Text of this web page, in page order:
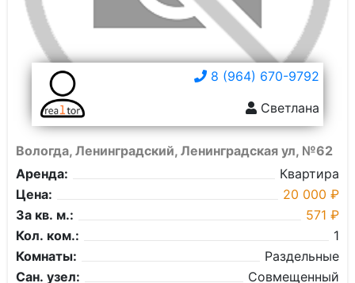
8 (964) 670-9792
Светлана
Вологда, Ленинградский, Ленинградская ул, №62
Аренда:
Квартира
Цена:
20 000 ₽
За кв. м.:
571 ₽
Кол. ком.:
1
Комнаты:
Раздельные
Сан. узел:
Совмещенный